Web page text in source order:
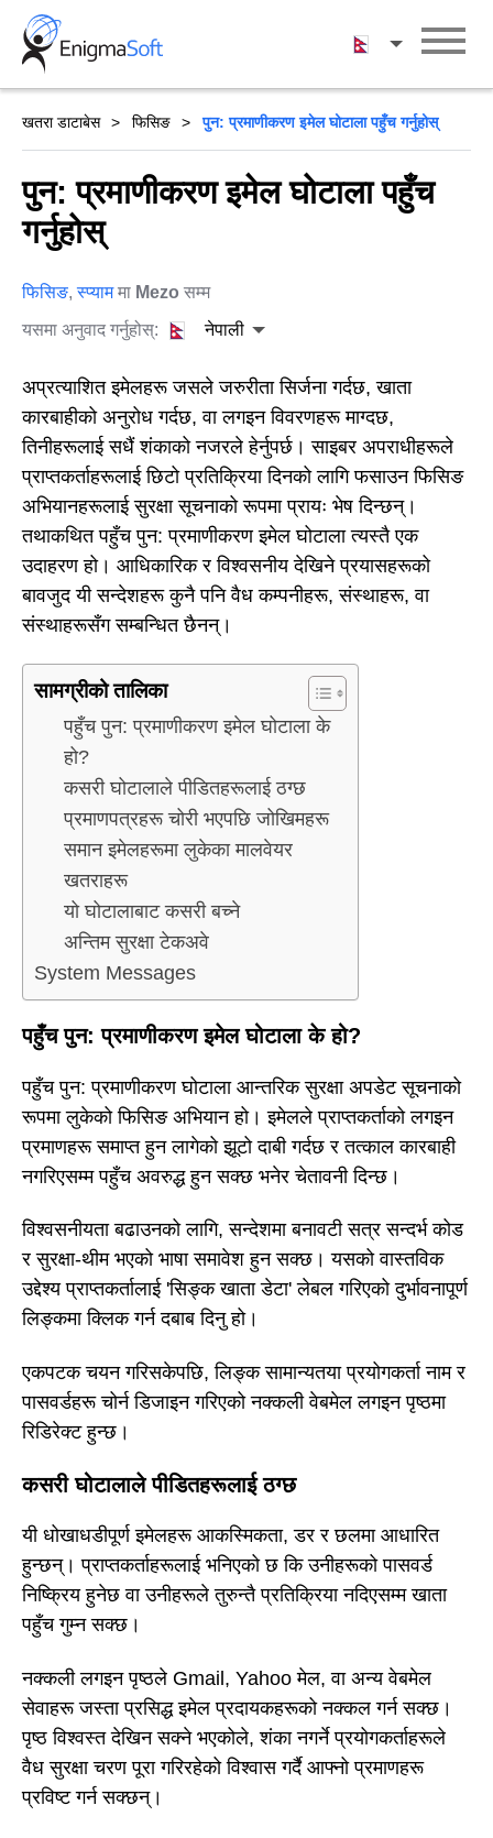
Skip
content
नेपाली
खतरा डाटाबेस फिसिङ पुन: प्रमाणीकरण इमेल घोटाला पहुँच गर्नुहोस्
पुन: प्रमाणीकरण इमेल घोटाला पहुँच
गर्नुहोस्
फिसिङ,स्प्याममा Mezo सम्म
यसमा अनुवाद गर्नुहोस्:
नेपाली
अप्रत्याशित इमेलहरू जसले जरुरीता सिर्जना गर्दछ, खाता
कारबाहीको अनुरोध गर्दछ, वा लगइन विवरणहरू माग्दछ,
तिनीहरूलाई सधैं शंकाको नजरले हेर्नुपर्छ। साइबर अपराधीहरूले
प्राप्तकर्ताहरूलाई छिटो प्रतिक्रिया दिनको लागि फसाउन फिसिङ
अभियानहरूलाई सुरक्षा सूचनाको रूपमा प्रायः भेष दिन्छन्।
तथाकथित पहुँच पुन: प्रमाणीकरण इमेल घोटाला त्यस्तै एक
उदाहरण हो। आधिकारिक र विश्वसनीय देखिने प्रयासहरूको
बावजुद यी सन्देशहरू कुनै पनि वैध कम्पनीहरू, संस्थाहरू, वा
संस्थाहरूसँग सम्बन्धित छैनन्।
सामग्रीको तालिका
पहुँच पुन: प्रमाणीकरण इमेल घोटाला के
हो?
कसरी घोटालाले पीडितहरूलाई ठग्छ
प्रमाणपत्रहरू चोरी भएपछि जोखिमहरू
समान इमेलहरूमा लुकेका मालवेयर
खतराहरू
यो घोटालाबाट कसरी बच्ने
अन्तिम सुरक्षा टेकअवे
System Messages
पहुँच पुन: प्रमाणीकरण इमेल घोटाला के हो?
पहुँच पुन: प्रमाणीकरण घोटाला आन्तरिक सुरक्षा अपडेट सूचनाको
रूपमा लुकेको फिसिङ अभियान हो। इमेलले प्राप्तकर्ताको लगइन
प्रमाणहरू समाप्त हुन लागेको झूटो दाबी गर्दछ र तत्काल कारबाही
नगरिएसम्म पहुँच अवरुद्ध हुन सक्छ भनेर चेतावनी दिन्छ।
विश्वसनीयता बढाउनको लागि, सन्देशमा बनावटी सत्र सन्दर्भ कोड
र सुरक्षा-थीम भएको भाषा समावेश हुन सक्छ। यसको वास्तविक
उद्देश्य प्राप्तकर्तालाई 'सिङ्क खाता डेटा' लेबल गरिएको दुर्भावनापूर्ण
लिङ्कमा क्लिक गर्न दबाब दिनु हो।
एकपटक चयन गरिसकेपछि, लिङ्क सामान्यतया प्रयोगकर्ता नाम र
पासवर्डहरू चोर्न डिजाइन गरिएको नक्कली वेबमेल लगइन पृष्ठमा
रिडिरेक्ट हुन्छ।
कसरी घोटालाले पीडितहरूलाई ठग्छ
यी धोखाधडीपूर्ण इमेलहरू आकस्मिकता, डर र छलमा आधारित
हुन्छन्। प्राप्तकर्ताहरूलाई भनिएको छ कि उनीहरूको पासवर्ड
निष्क्रिय हुनेछ वा उनीहरूले तुरुन्तै प्रतिक्रिया नदिएसम्म खाता
पहुँच गुम्न सक्छ।
नक्कली लगइन पृष्ठले Gmail, Yahoo मेल, वा अन्य वेबमेल
सेवाहरू जस्ता प्रसिद्ध इमेल प्रदायकहरूको नक्कल गर्न सक्छ।
पृष्ठ विश्वस्त देखिन सक्ने भएकोले, शंका नगर्ने प्रयोगकर्ताहरूले
वैध सुरक्षा चरण पूरा गरिरहेको विश्वास गर्दै आफ्नो प्रमाणहरू
प्रविष्ट गर्न सक्छन्।